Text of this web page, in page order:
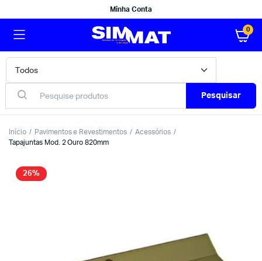
Minha Conta
0
Pesquisar
Início Pavimentos e Revestimentos
Acessórios
Tapajuntas Mod. 2 Ouro 820mm
26%